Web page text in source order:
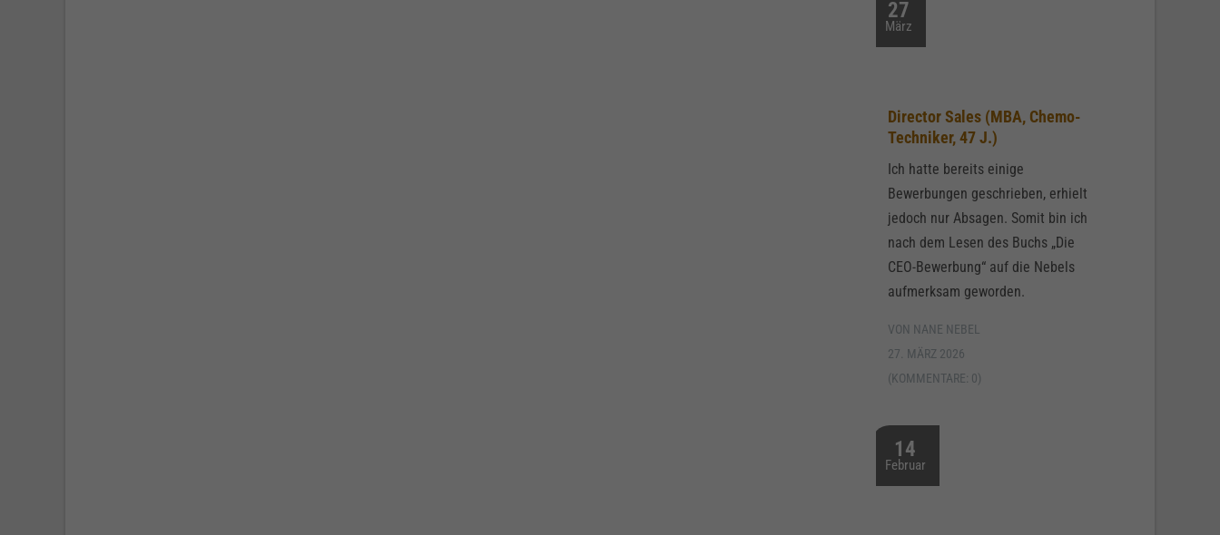
27
März
Director Sales (MBA, Chemo-
Techniker, 47 J.)
Ich hatte bereits einige
Bewerbungen geschrieben, erhielt
jedoch nur Absagen. Somit bin ich
nach dem Lesen des Buchs „Die
CEO-Bewerbung“ auf die Nebels
aufmerksam geworden.
VON NANE NEBEL
27. MÄRZ 2026
(KOMMENTARE: 0)
14
Februar